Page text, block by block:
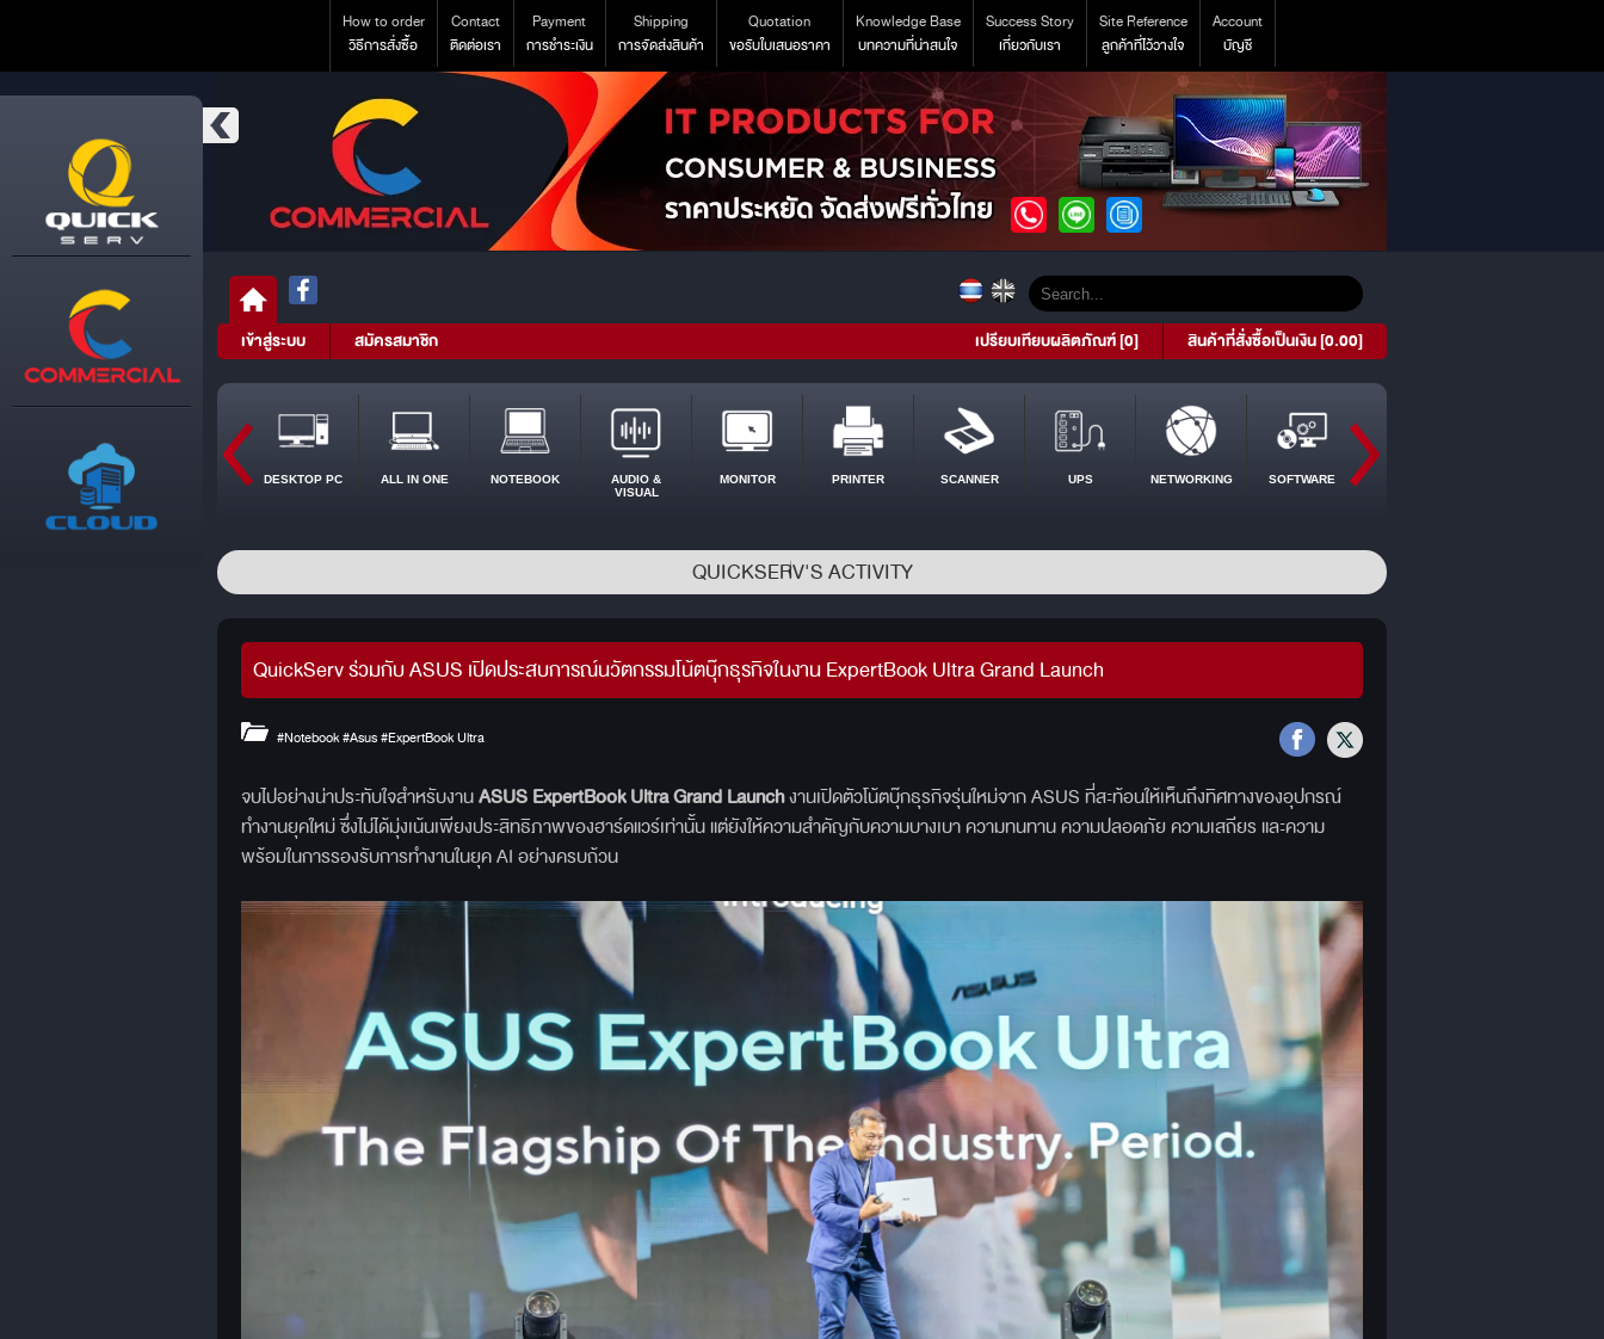
How to order
วิธีการสั่งซื้อ
Contact
ติดต่อเรา
Payment
การชำระเงิน
Shipping
การจัดส่งสินค้า
Quotation
ขอรับใบเสนอราคา
Knowledge Base
บทความที่น่าสนใจ
Success Story
เกี่ยวกับเรา
Site Reference
ลูกค้าที่ไว้วางใจ
Account
บัญชี
เข้าสู่ระบบ สมัครสมาชิก สินค้าที่สั่งซื้อเป็นเงิน [0.00]
เปรียบเทียบผลิตภัณฑ์ [0]
DESKTOP PC ALL IN ONE NOTEBOOK
AUDIO &
VISUAL
MONITOR PRINTER SCANNER UPS NETWORKING SOFTWARE
QUICKSERV'S ACTIVITY
QuickServ ร่วมกับ ASUS เปิดประสบการณ์นวัตกรรมโน้ตบุ๊กธุรกิจในงาน ExpertBook Ultra Grand Launch
#Notebook#Asus#ExpertBook Ultra
จบไปอย่างน่าประทับใจสำหรับงานASUS ExpertBook Ultra Grand Launchงานเปิดตัวโน้ตบุ๊กธุรกิจรุ่นใหม่จาก ASUS ที่สะท้อนให้เห็นถึงทิศทางของอุปกรณ์
ทำงานยุคใหม่ ซึ่งไม่ได้มุ่งเน้นเพียงประสิทธิภาพของฮาร์ดแวร์เท่านั้น แต่ยังให้ความสำคัญกับความบางเบา ความทนทาน ความปลอดภัย ความเสถียร และความ
พร้อมในการรองรับการทำงานในยุค AI อย่างครบถ้วน